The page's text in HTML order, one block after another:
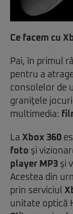
Ce facem cu
Pai, în primul
pentru a
consolelor de
graniţele
multimedia:
La Xbox 360
foto şi
player MP3 şi
Acestea din
prin serviciul
unitate optică